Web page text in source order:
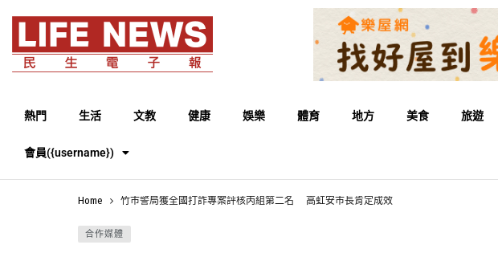
熱門 生活 文教 健康 娛樂 體育 地方 美食 旅遊
會員({username})
Home 竹市警局獲全國打詐專案評核丙組第二名 高虹安市長肯定成效
合作媒體